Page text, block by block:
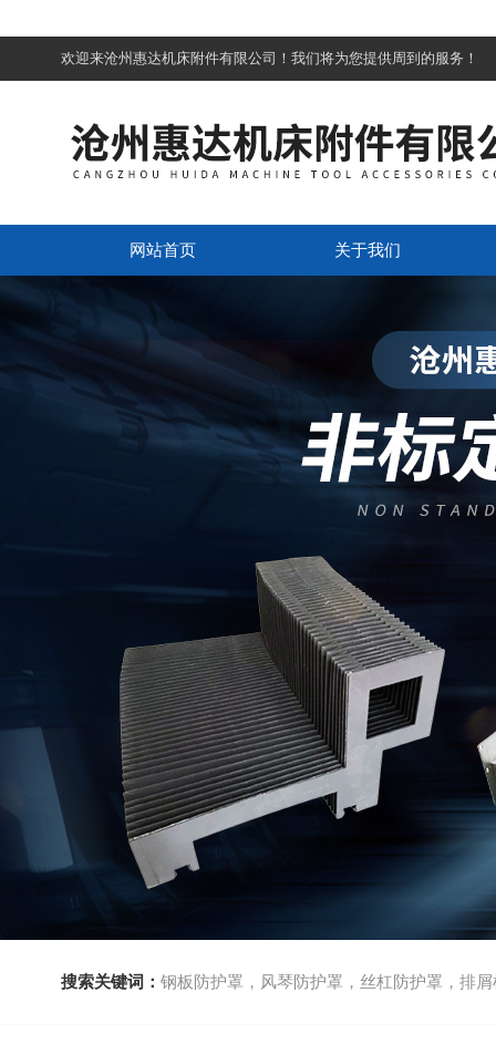
欢迎来沧州惠达机床附件有限公司！我们将为您提供周到的服务！
网站首页 关于我们
搜索关键词： 钢板防护罩，风琴防护罩，丝杠防护罩，排屑机